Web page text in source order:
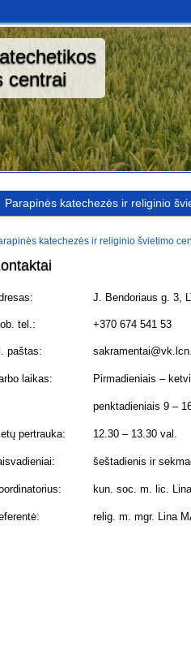
centrai
Parapinės katechezės ir religinio
katechezės ir religinio švietimo
J. Bendoriaus g. 3,
tel.: +370 674 541 53
paštas:
laikas: Pirmadieniais –
penktadieniais 9 –
pertrauka: 12.30 – 13.30 val.
šeštadienis ir
kun. soc. m. lic.
relig. m. mgr. Lina